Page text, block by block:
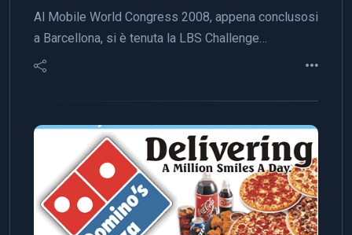
Al Mobile World Congress 2008, appena conclusosi
a Barcellona, si è tenuta la LBS Challenge…